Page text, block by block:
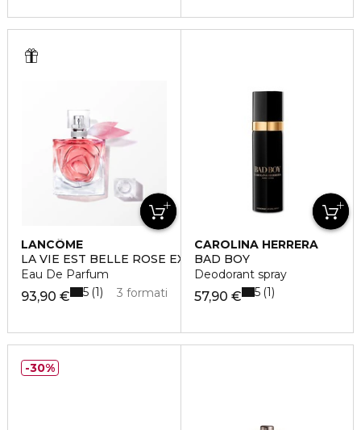
LANCÔME
LA VIE EST BELLE ROSE EXTRAORDINAIRE
Eau De Parfum
93,90 € 3 formati
5 1
CAROLINA HERRERA
BAD BOY
Deodorant spray
57,90 € 5 1
30%